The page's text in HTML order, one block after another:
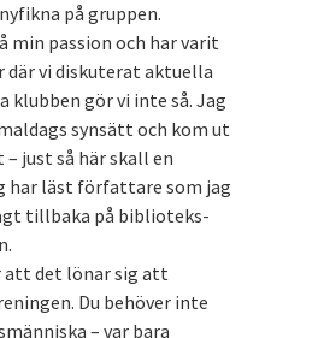
på gruppen.
min passion och har varit
där vi diskuterat aktuella
klubben gör vi inte så. Jag
synsätt och kom ut
just så här skall en
har läst författare som jag
tillbaka på biblioteks-
att det lönar sig att
Du behöver inte
– var bara